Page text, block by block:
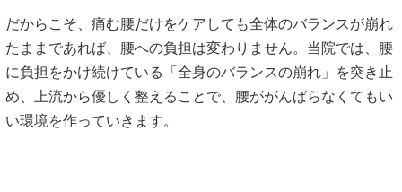
な状態になっているからこそ、周囲の筋肉が硬くこわばり、
慢性的な痛みを引き起こしてしまうのです。
つまり、腰椎の変形や痛みの慢性化は、長年その部分だけが
「がんばりすぎてしまった結果」です。